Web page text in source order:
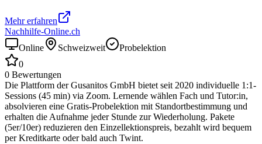
Mehr erfahren
Nachhilfe-Online.ch
Online
Schweizweit
Probelektion
0
0 Bewertungen
Die Plattform der Gusanitos GmbH bietet seit 2020 individuelle 1:1-
Sessions (45 min) via Zoom. Lernende wählen Fach und Tutor:in,
absolvieren eine Gratis-Probelektion mit Standortbestimmung und
erhalten die Aufnahme jeder Stunde zur Wiederholung. Pakete
(5er/10er) reduzieren den Einzellektionspreis, bezahlt wird bequem
per Kreditkarte oder bald auch Twint.